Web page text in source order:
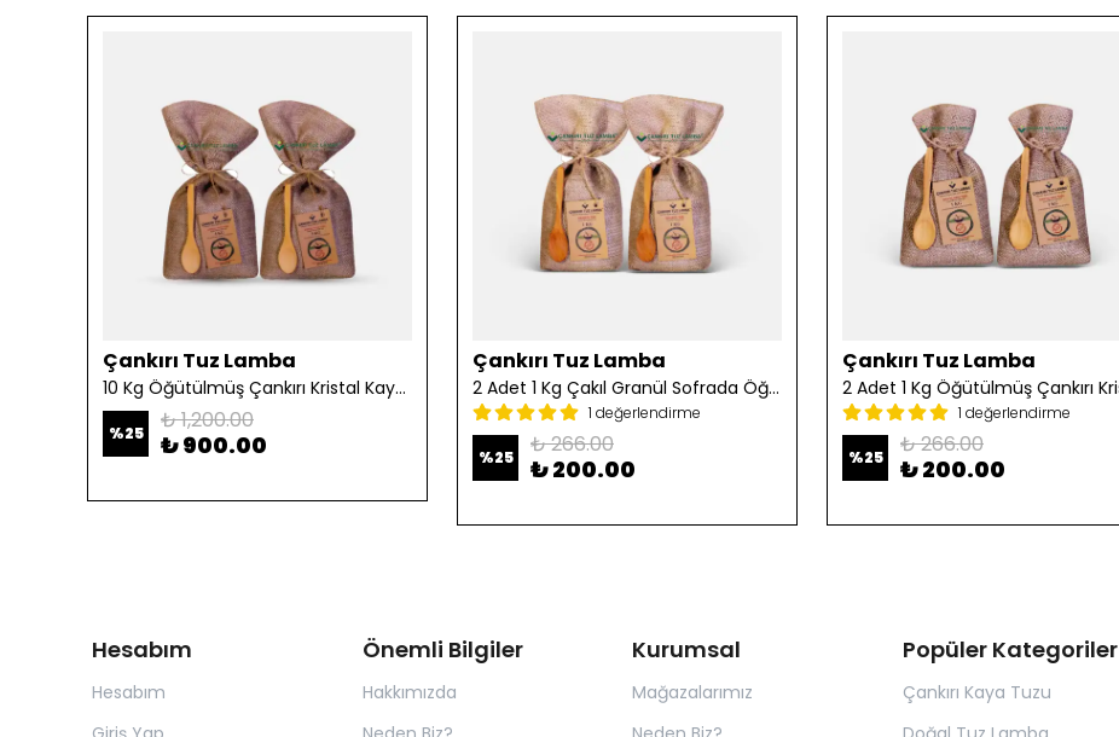
Çankırı Tuz Lamba
10 Kg Öğütülmüş Çankırı Kristal Kaya Tuzu
%25 ₺ 1,200.00
₺ 900.00
Çankırı Tuz Lamba
2 Adet 1 Kg Çakıl Granül Sofrada Öğütme Tuzu
1 değerlendirme
%25 ₺ 266.00
₺ 200.00
Çankırı Tuz Lamba
1 değerlendirme
%25 ₺ 266.00
₺ 200.00
Hesabım
Hesabım
Önemli Bilgiler
Hakkımızda
Kurumsal
Mağazalarımız
Popüler Kategoriler
Çankırı Kaya Tuzu